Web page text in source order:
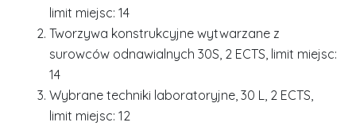
limit miejsc: 14
Tworzywa konstrukcyjne wytwarzane z
surowców odnawialnych 30S, 2 ECTS, limit miejsc:
14
Wybrane techniki laboratoryjne, 30 L, 2 ECTS,
limit miejsc: 12